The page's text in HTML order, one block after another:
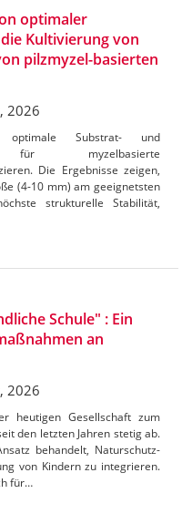
optimaler
Kultivierung von
pilzmyzel-basierten
2026
Substrat- und
für myzelbasierte
Die Ergebnisse zeigen,
(4-10 mm) am geeignetsten
strukturelle Stabilität,
Schule" : Ein
an
2026
heutigen Gesellschaft zum
den letzten Jahren stetig ab.
behandelt, Naturschutz-
von Kindern zu integrieren.
für…